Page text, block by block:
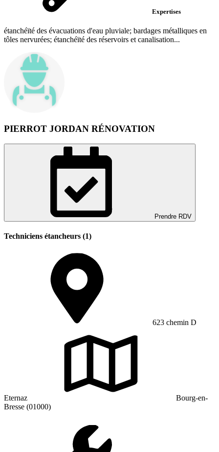
Expertises
étanchéïté des évacuations d'eau pluviale; bardages métalliques en
tôles nervurées; étanchéïté des réservoirs et canalisation...
PIERROT JORDAN RÉNOVATION
Prendre RDV
Techniciens étancheurs (1)
623 chemin D
Eternaz
Bourg-en-
Bresse (01000)